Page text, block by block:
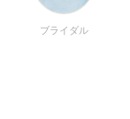
ブライダル